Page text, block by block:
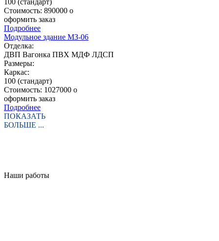
Стоимость: 890000 o
оформить заказ
Подробнее
Модульное здание МЗ-06
Отделка:
ДВП Вагонка ПВХ МДФ ЛДСП
Размеры:
Каркас:
100 (стандарт)
Стоимость: 1027000 o
оформить заказ
Подробнее
ПОКАЗАТЬ
БОЛЬШЕ ...
Наши работы